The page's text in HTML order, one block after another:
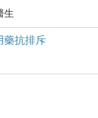
生
藥抗排斥